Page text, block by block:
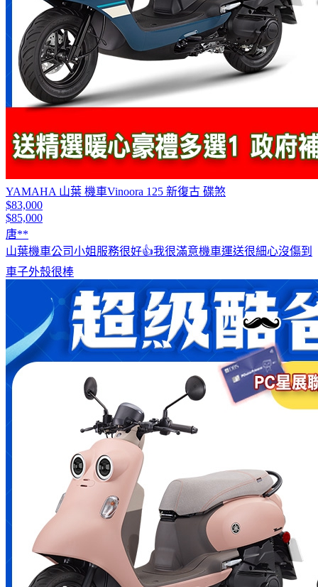
YAMAHA 山葉 機車Vinoora 125 新復古 碟煞
$83,000
$85,000
唐**
山葉機車公司小姐服務很好👍我很滿意機車運送很細心沒傷到
車子外殼很棒